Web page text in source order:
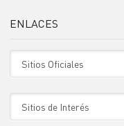
ENLACES